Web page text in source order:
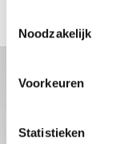
Noodzakelijk
Voorkeuren
Statistieken